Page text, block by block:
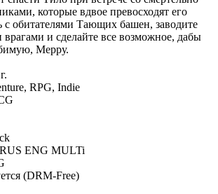
которые вдвое превосходят его
с обитателями Тающих башен, заводите
и сделайте все возможное, дабы
Мерру.
RPG, Indie
ENG MULTi
(DRM-Free)